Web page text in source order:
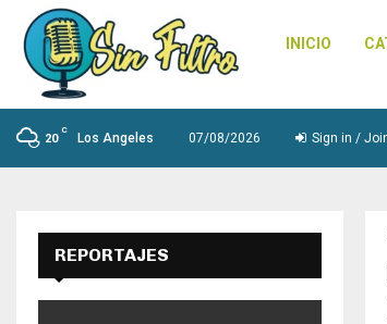
INICIO
20
C
Los Angeles 07/08/2026 Sign in /
REPORTAJES